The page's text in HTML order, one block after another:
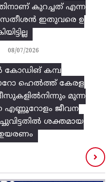
കുറച്ചത് എന്ന
സതീശൻ ഇതുവരെ ഉ
കോഡിങ് കമ്പ
ഹെൽത്ത് കേരള
മുന്ന
എണ്ണൂറോളം ജീവന
ശക്തമായ
ഉയരണം
08/07/2026